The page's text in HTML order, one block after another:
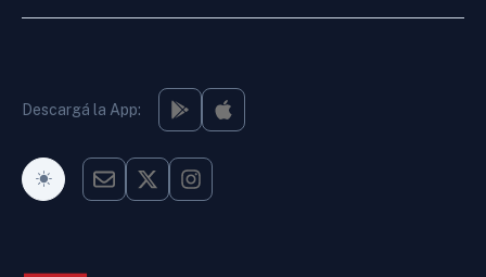
Descargá la App:
Modo Oscuro